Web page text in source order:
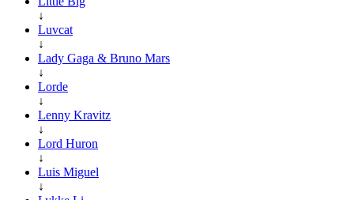
↓
Luvcat
↓
Lady Gaga & Bruno Mars
↓
Lorde
↓
Lenny Kravitz
↓
Lord Huron
↓
Luis Miguel
↓